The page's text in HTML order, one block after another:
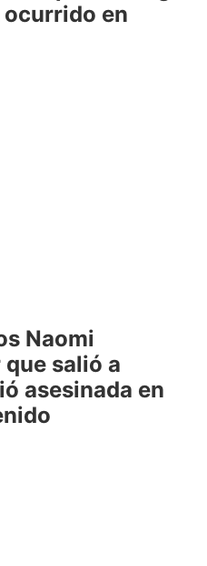
en
Naomi
salió a
asesinada en